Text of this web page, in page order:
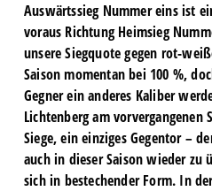
Auswärtssieg Nummer eins ist
voraus Richtung Heimsieg
unsere Siegquote gegen rot-
Saison momentan bei 100 %,
Gegner ein anderes Kaliber
Lichtenberg am
Siege, ein einziges Gegentor –
auch in dieser Saison wieder zu
sich in bestechender Form. In